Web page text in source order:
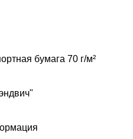
укр.
2+2
бумага 70 г/м²
нитками
"сэндвич"
ляссе
информация